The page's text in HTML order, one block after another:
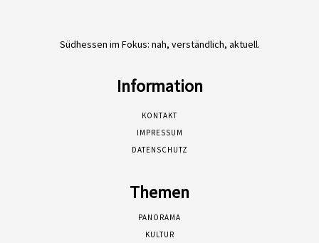
Südhessen im Fokus: nah, verständlich, aktuell.
Information
KONTAKT
IMPRESSUM
DATENSCHUTZ
Themen
PANORAMA
KULTUR